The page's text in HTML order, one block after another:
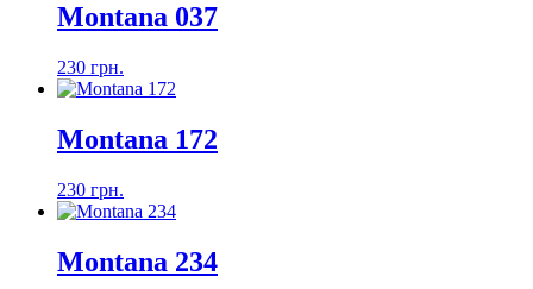
Montana 037
230 грн.
Montana 172
230 грн.
Montana 234